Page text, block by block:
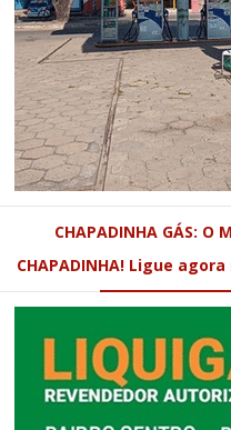
CHAPADINHA GÁS: O
CHAPADINHA! Ligue